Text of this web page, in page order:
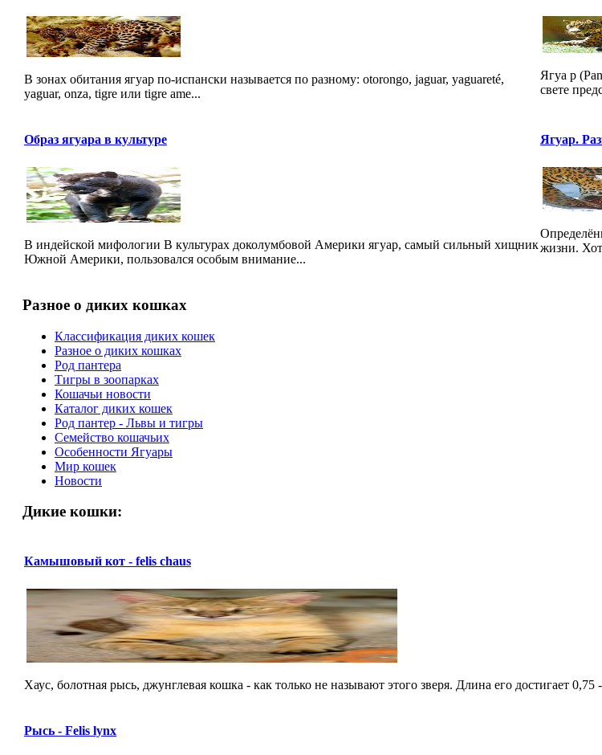
В зонах обитания ягуар по-испански называется по разному: otorongo, jaguar, yaguareté,
yaguar, onza, tigre или tigre ame...
Ягуа р
свете
Образ ягуара в культуре
В индейской мифологии В культурах доколумбовой Америки ягуар, самый сильный хищник
Южной Америки, пользовался особым внимание...
Ягуар.
жизни.
Разное о диких кошках
Классификация диких кошек
Разное о диких кошках
Род пантера
Тигры в зоопарках
Кошачьи новости
Каталог диких кошек
Род пантер - Львы и тигры
Семейство кошачьих
Особенности Ягуары
Мир кошек
Новости
Дикие кошки:
Камышовый кот - felis chaus
Хаус, болотная рысь, джунглевая кошка - как только не называют этого зверя. Длина его достигает 0,75
Рысь - Felis lynx